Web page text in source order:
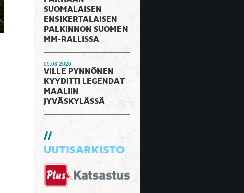
SUOMALAISEN
ENSIKERTALAISEN
PALKINNON SUOMEN
MM-RALLISSA
05.08.2026
VILLE PYNNÖNEN
KYYDITTI LEGENDAT
MAALIIN
JYVÄSKYLÄSSÄ
UUTISARKISTO